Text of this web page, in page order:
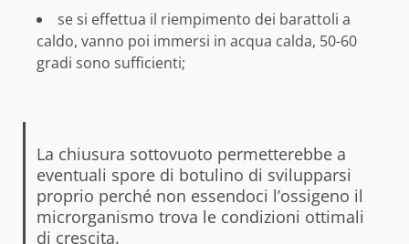
se si effettua il riempimento dei barattoli a
caldo, vanno poi immersi in acqua calda, 50-60
gradi sono sufficienti;
La chiusura sottovuoto permetterebbe a
eventuali spore di botulino di svilupparsi
proprio perché non essendoci l’ossigeno il
microrganismo trova le condizioni ottimali
di crescita.